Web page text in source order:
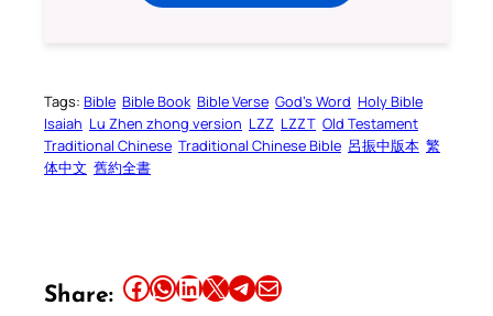
Tags: Bible Bible Book Bible Verse God’s Word Holy Bible
Isaiah Lu Zhen zhong version LZZ LZZT Old Testament
Traditional Chinese Traditional Chinese Bible 呂振中版本 繁
体中文 舊約全書
Share: Share this article on Facebook Share this article on WhatsApp Share this article on LinkedIn Share this article on X Share this article on TelegramEmail this Article